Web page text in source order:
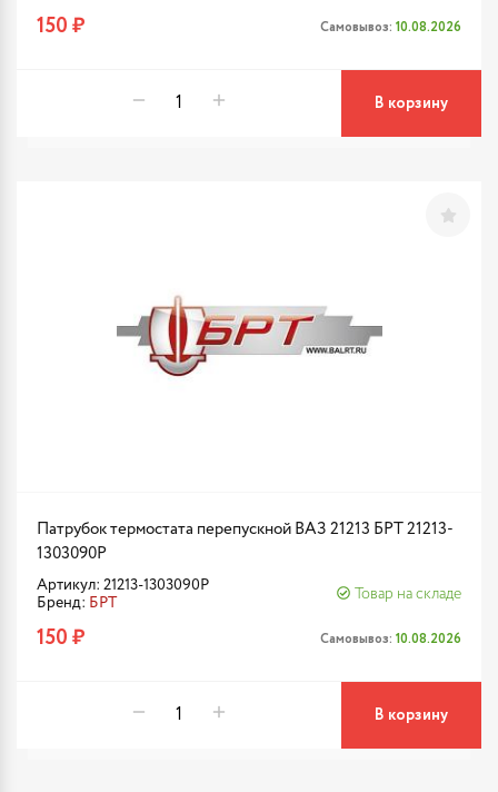
150 ₽ Самовывоз: 10.08.2026
В корзину
Патрубок термостата перепускной ВАЗ 21213 БРТ 21213-
1303090Р
Артикул: 21213-1303090Р
Бренд: БРТ
Товар на складе
150 ₽ Самовывоз: 10.08.2026
В корзину